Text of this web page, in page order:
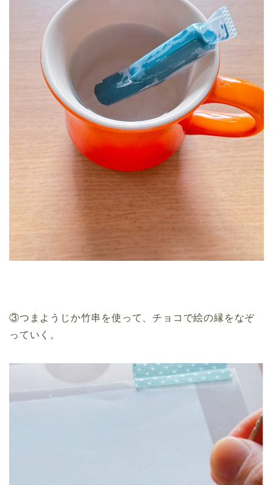
③つまようじか竹串を使って、チョコで絵の縁をなぞ
っていく。